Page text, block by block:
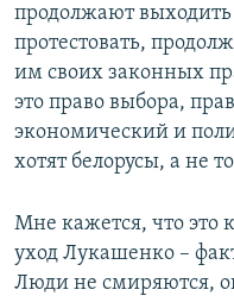
Auto 240p
720p
продолжают
протестовать,
им своих законных
это право выбора,
экономический и
хотят белорусы, а не
Мне кажется, что это
уход Лукашенко –
Люди не смиряются,